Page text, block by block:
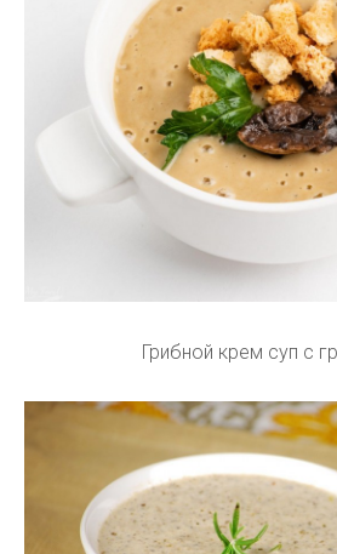
Грибной крем суп с